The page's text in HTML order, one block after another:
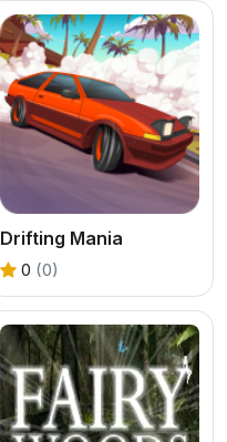
Drifting Mania
0 (0)